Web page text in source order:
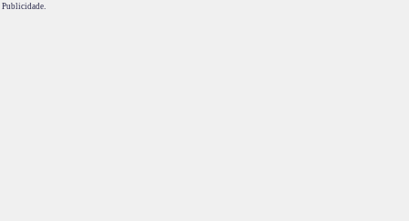
Publicidade.